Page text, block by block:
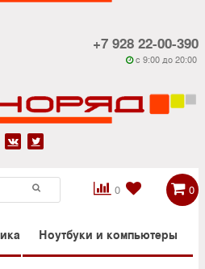
+7 928 22-00-390
 c 9:00 до 20:00
 
0

 0
Ноутбуки и компьютеры